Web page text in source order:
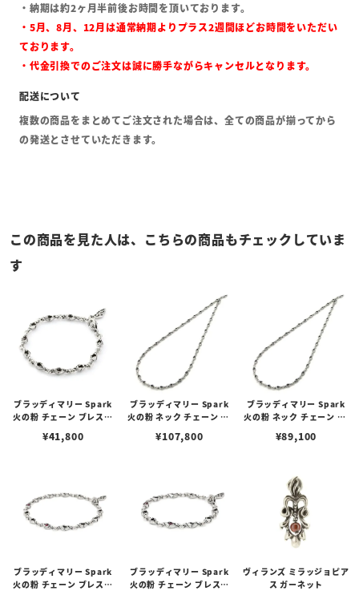
・納期は約2ヶ月半前後お時間を頂いております。
・5月、8月、12月は通常納期よりプラス2週間ほどお時間をいただい
ております。
・代金引換でのご注文は誠に勝手ながらキャンセルとなります。
複数の商品をまとめてご注文された場合は、全ての商品が揃ってから
の発送とさせていただきます。
この商品を見た人は、こちらの商品もチェックしていま
す
ブラッディマリー Spark
火の粉 チェーン ブレスレ
¥41,800
ブラッディマリー Spark
火の粉 ネック チェーン 60
¥107,800
ブラッディマリー Spark
火の粉 ネック チェーン 50
¥89,100
ブラッディマリー Spark
火の粉 チェーン ブレスレ
ブラッディマリー Spark
火の粉 チェーン ブレスレ
ヴィランズ ミラッジョピア
ス ガーネット